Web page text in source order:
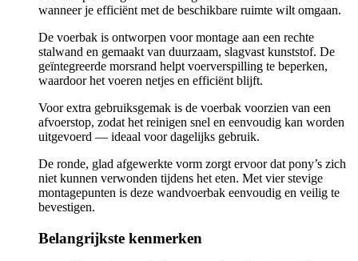
wanneer je efficiënt met de beschikbare ruimte wilt omgaan.
De voerbak is ontworpen voor montage aan een rechte
stalwand en gemaakt van duurzaam, slagvast kunststof. De
geïntegreerde morsrand helpt voerverspilling te beperken,
waardoor het voeren netjes en efficiënt blijft.
Voor extra gebruiksgemak is de voerbak voorzien van een
afvoerstop, zodat het reinigen snel en eenvoudig kan worden
uitgevoerd — ideaal voor dagelijks gebruik.
De ronde, glad afgewerkte vorm zorgt ervoor dat pony’s zich
niet kunnen verwonden tijdens het eten. Met vier stevige
montagepunten is deze wandvoerbak eenvoudig en veilig te
bevestigen.
Belangrijkste kenmerken